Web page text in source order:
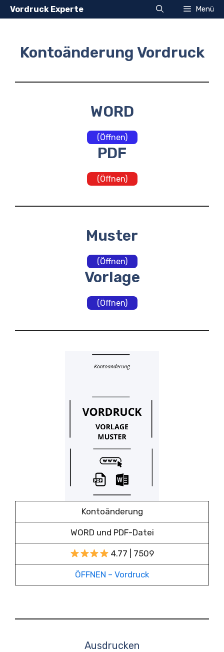
Zum
Inhalt
Vordruck Experte Menü
Kontoänderung Vordruck
WORD
(Öffnen)
PDF
(Öffnen)
Muster
(Öffnen)
Vorlage
(Öffnen)
Kontoänderung
WORD und PDF-Datei
4.77 | 7509
ÖFFNEN – Vordruck
Ausdrucken